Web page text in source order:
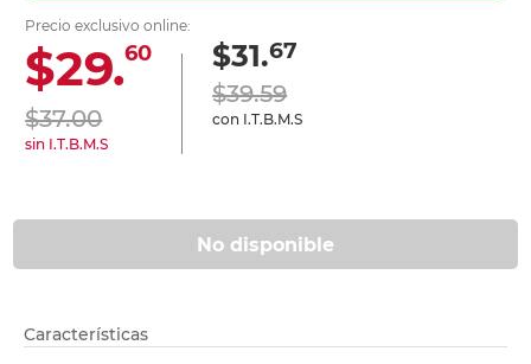
Precio exclusivo online:
$29.60
$37.00
sin I.T.B.M.S
$31.67
$39.59
con I.T.B.M.S
No disponible
Características